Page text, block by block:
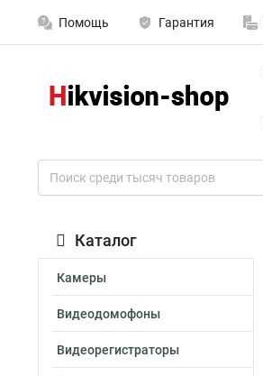
Помощь Гарантия
Каталог
Камеры
Видеодомофоны
Видеорегистраторы